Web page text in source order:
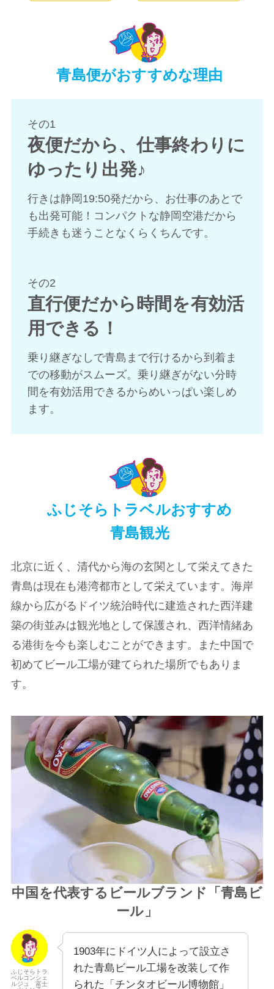
青島便がおすすめな理由
その1
夜便だから、仕事終わりに
ゆったり出発♪
行きは静岡19:50発だから、お仕事のあとで
も出発可能！コンパクトな静岡空港だから
手続きも迷うことなくらくちんです。
その2
直行便だから時間を有効活
用できる！
乗り継ぎなしで青島まで行けるから到着ま
での移動がスムーズ。乗り継ぎがない分時
間を有効活用できるからめいっぱい楽しめ
ます。
ふじそらトラベルおすすめ
青島観光
北京に近く、清代から海の玄関として栄えてきた
青島は現在も港湾都市として栄えています。海岸
線から広がるドイツ統治時代に建造された西洋建
築の街並みは観光地として保護され、西洋情緒あ
る港街を今も楽しむことができます。また中国で
初めてビール工場が建てられた場所でもありま
す。
中国を代表するビールブランド「青島ビ
ール」
ふじそらトラ
ベルコンシェ
ルジュ 富士
1903年にドイツ人によって設立さ
れた青島ビール工場を改装して作
られた「チンタオビール博物館」